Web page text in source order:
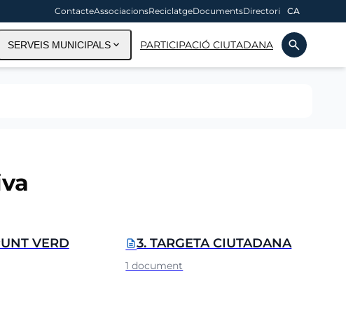
ContacteAssociacionsReciclatgeDocumentsDirectori CA
SERVEIS MUNICIPALS expand_more PARTICIPACIÓ CIUTADANA search
VERD description3. TARGETA CIUTADANA
1 document